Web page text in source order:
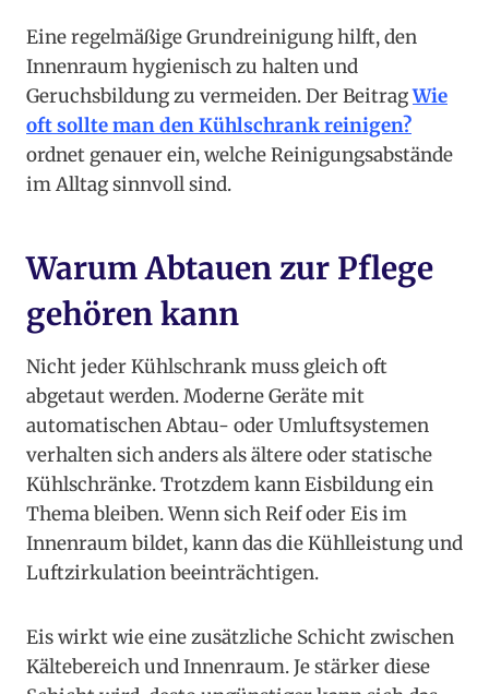
Eine regelmäßige Grundreinigung hilft, den
Innenraum hygienisch zu halten und
Geruchsbildung zu vermeiden. Der BeitragWie
oft sollte man den Kühlschrank reinigen?
ordnet genauer ein, welche Reinigungsabstände
im Alltag sinnvoll sind.
Warum Abtauen zur Pflege
gehören kann
Nicht jeder Kühlschrank muss gleich oft
abgetaut werden. Moderne Geräte mit
automatischen Abtau- oder Umluftsystemen
verhalten sich anders als ältere oder statische
Kühlschränke. Trotzdem kann Eisbildung ein
Thema bleiben. Wenn sich Reif oder Eis im
Innenraum bildet, kann das die Kühlleistung und
Luftzirkulation beeinträchtigen.
Eis wirkt wie eine zusätzliche Schicht zwischen
Kältebereich und Innenraum. Je stärker diese